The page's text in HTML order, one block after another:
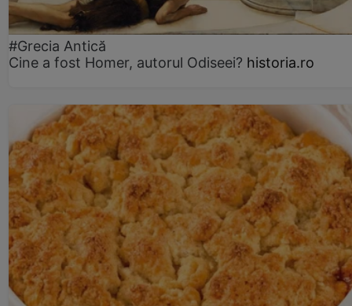
#Grecia Antică
Cine a fost Homer, autorul Odiseei? historia.ro